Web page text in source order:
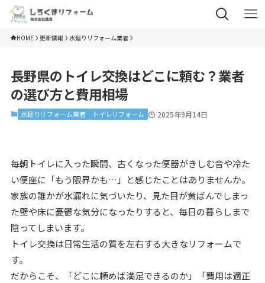
HOME 更新情報 水廻りリフォーム業者
長野県のトイレ交換はどこに頼む？業者
の選び方と費用相場
水廻りリフォーム業者 トイレリフォーム 2025年9月14日
毎朝トイレに入った瞬間、古くなった便器がきしむ音や冷た
い便座に「もう限界かも…」と感じたことはありませんか。
家族の誰かが水漏れに気づいたり、見た目が黄ばんでしまっ
た壁や床に憂鬱な気分になったりすると、毎日の暮らしまで
陰ってしまいます。
トイレ交換は日常生活の質を左右する大きなリフォームで
す。
だからこそ、「どこに頼めば満足できるのか」「費用は適正